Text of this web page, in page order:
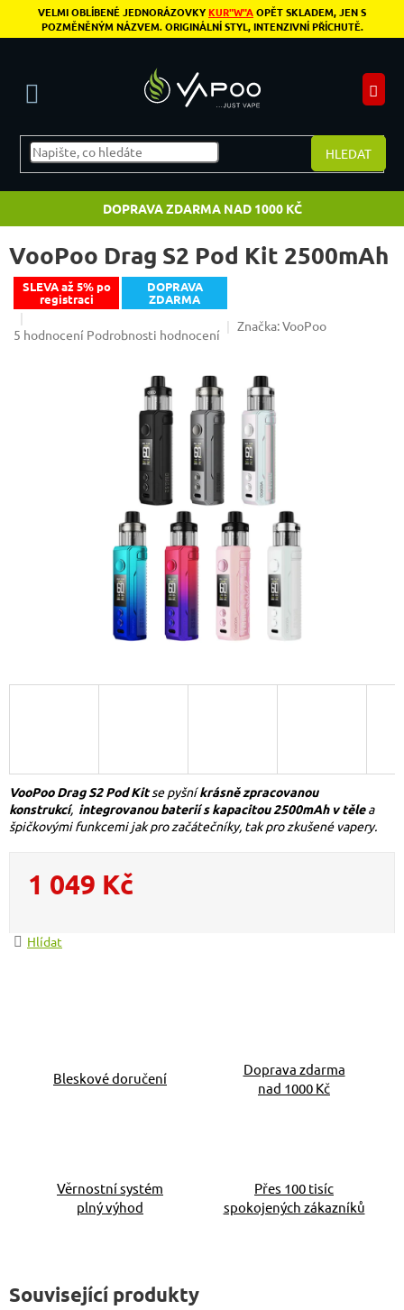
Přejít na obsah
VELMI OBLÍBENÉ JEDNORÁZOVKYKUR"W"AOPĚT SKLADEM, JEN S
POZMĚNĚNÝM NÁZVEM. ORIGINÁLNÍ STYL, INTENZIVNÍ PŘÍCHUTĚ.
HLEDAT
DOPRAVA ZDARMA NAD 1000 KČ
VooPoo Drag S2 Pod Kit 2500mAh
SLEVA až 5% po
registraci
DOPRAVA
ZDARMA
Průměrné hodnocení produktu je 5,0 z 5 hvězdiček.
5 hodnocení Podrobnosti hodnocení
Značka:VooPoo
1 049 Kč
VooPoo Drag S2 Pod Kitse pyšníkrásně zpracovanou
konstrukcí, integrovanou baterií s kapacitou 2500mAh v tělea
špičkovými funkcemi jak pro začátečníky, tak pro zkušené vapery.
Hlídat
Bleskové doručení
Doprava zdarma
nad 1000 Kč
Věrnostní systém
plný výhod
Přes 100 tisíc
spokojených zákazníků
Související produkty